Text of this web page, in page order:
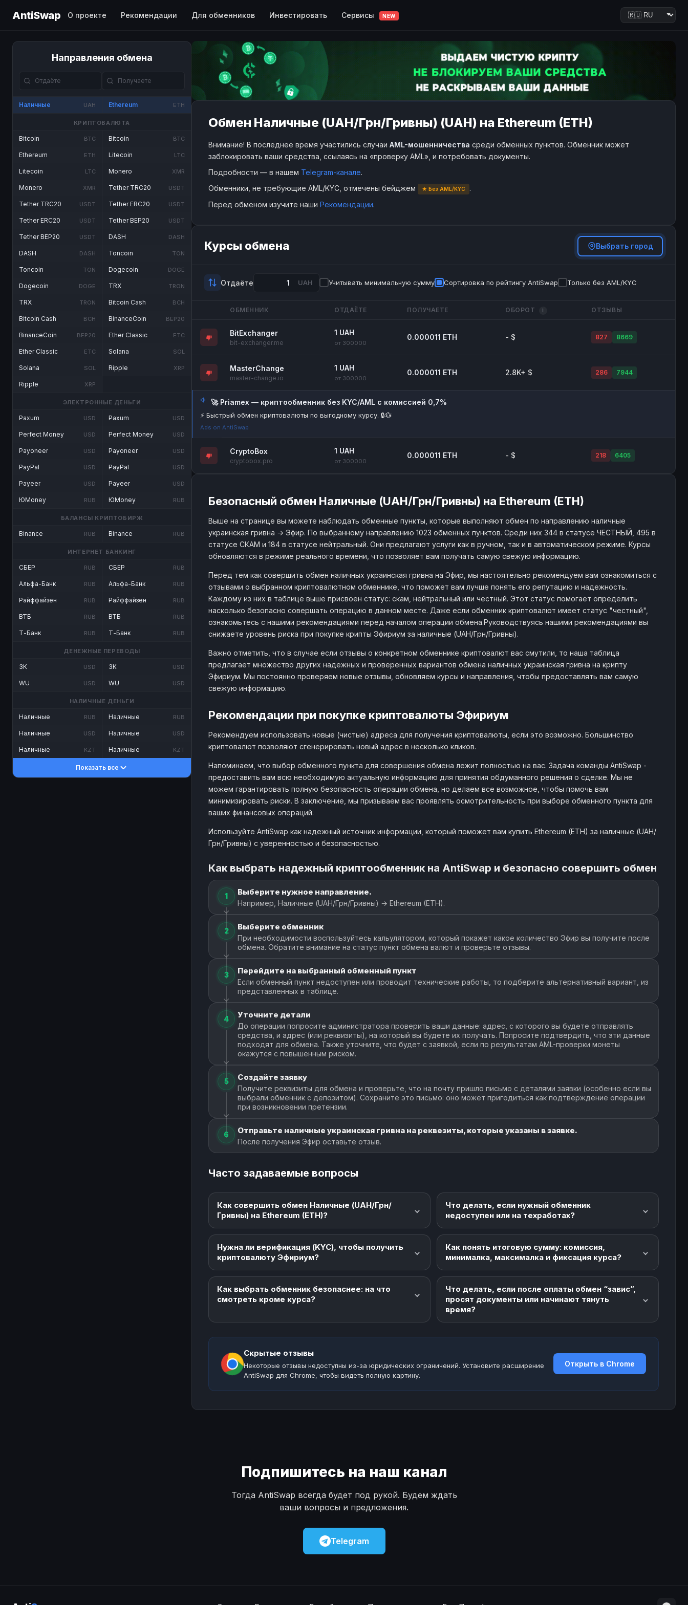
AntiSwap О проекте Рекомендации Для обменников Инвестировать Сервисы NEW
Направления обмена
Наличные UAH Ethereum ETH
КРИПТОВАЛЮТА
Bitcoin BTC
Ethereum ETH
Litecoin LTC
Monero XMR
Tether TRC20 USDT
Tether ERC20 USDT
Tether BEP20 USDT
DASH DASH
Toncoin TON
Dogecoin DOGE
TRX TRON
Bitcoin Cash BCH
BinanceCoin BEP20
Ether Classic ETC
Solana SOL
Ripple XRP
Bitcoin BTC
Litecoin LTC
Monero XMR
Tether TRC20 USDT
Tether ERC20 USDT
Tether BEP20 USDT
DASH DASH
Toncoin TON
Dogecoin DOGE
TRX TRON
Bitcoin Cash BCH
BinanceCoin BEP20
Ether Classic ETC
Solana SOL
Ripple XRP
ЭЛЕКТРОННЫЕ ДЕНЬГИ
Paxum USD
Perfect Money USD
Payoneer USD
PayPal USD
Payeer USD
ЮMoney RUB
Paxum USD
Perfect Money USD
Payoneer USD
PayPal USD
Payeer USD
ЮMoney RUB
БАЛАНСЫ КРИПТОБИРЖ
Binance RUB Binance RUB
ИНТЕРНЕТ БАНКИНГ
СБЕР RUB
Альфа-Банк RUB
Райффайзен RUB
ВТБ RUB
Т-Банк RUB
СБЕР RUB
Альфа-Банк RUB
Райффайзен RUB
ВТБ RUB
Т-Банк RUB
ДЕНЕЖНЫЕ ПЕРЕВОДЫ
ЗК USD
WU USD
ЗК USD
WU USD
НАЛИЧНЫЕ ДЕНЬГИ
Наличные RUB
Наличные USD
Наличные KZT
Наличные RUB
Наличные USD
Наличные KZT
Показать все
Обмен Наличные (UAH/Грн/Гривны) (UAH) на Ethereum (ETH)
Внимание! В последнее время участились случаи AML-мошенничества среди обменных пунктов. Обменник может
заблокировать ваши средства, ссылаясь на «проверку AML», и потребовать документы.
Подробности — в нашем Telegram-канале.
Обменники, не требующие AML/KYC, отмечены бейджем
★ Без AML/KYC
.
Перед обменом изучите наши Рекомендации.
Курсы обмена Выбрать город
Отдаёте UAH Учитывать минимальную сумму Сортировка по рейтингу AntiSwap Только без AML/KYC
ОБМЕННИК ОТДАЁТЕ ПОЛУЧАЕТЕ ОБОРОТ i ОТЗЫВЫ
BitExchanger
bit-exchanger.me
1 UAH
от 300000
0.000011 ETH - $ 827 8669
MasterChange
master-change.io
1 UAH
от 300000
0.000011 ETH 2.8K+ $ 286 7944
🚀 Priamex — криптообменник без KYC/AML с комиссией 0,7%
⚡ Быстрый обмен криптовалюты по выгодному курсу. 🔒💱
Ads on AntiSwap
CryptoBox
cryptobox.pro
1 UAH
от 300000
0.000011 ETH - $ 218 6405
Безопасный обмен Наличные (UAH/Грн/Гривны) на Ethereum (ETH)
Выше на странице вы можете наблюдать обменные пункты, которые выполняют обмен по направлению наличные
украинская гривна → Эфир. По выбранному направлению 1023 обменных пунктов. Среди них 344 в статусе ЧЕСТНЫЙ, 495 в
статусе СКАМ и 184 в статусе нейтральный. Они предлагают услуги как в ручном, так и в автоматическом режиме. Курсы
обновляются в режиме реального времени, что позволяет вам получать самую свежую информацию.
Перед тем как совершить обмен наличных украинская гривна на Эфир, мы настоятельно рекомендуем вам ознакомиться с
отзывами о выбранном криптовалютном обменнике, что поможет вам лучше понять его репутацию и надежность.
Каждому из них в таблице выше присвоен статус: скам, нейтральный или честный. Этот статус помогает определить
насколько безопасно совершать операцию в данном месте. Даже если обменник криптовалют имеет статус "честный",
ознакомьтесь с нашими рекомендациями перед началом операции обмена.Руководствуясь нашими рекомендациями вы
снижаете уровень риска при покупке крипты Эфириум за наличные (UAH/Грн/Гривны).
Важно отметить, что в случае если отзывы о конкретном обменнике криптовалют вас смутили, то наша таблица
предлагает множество других надежных и проверенных вариантов обмена наличных украинская гривна на крипту
Эфириум. Мы постоянно проверяем новые отзывы, обновляем курсы и направления, чтобы предоставлять вам самую
свежую информацию.
Рекомендации при покупке криптовалюты Эфириум
Рекомендуем использовать новые (чистые) адреса для получения криптовалюты, если это возможно. Большинство
криптовалют позволяют сгенерировать новый адрес в несколько кликов.
Напоминаем, что выбор обменного пункта для совершения обмена лежит полностью на вас. Задача команды AntiSwap -
предоставить вам всю необходимую актуальную информацию для принятия обдуманного решения о сделке. Мы не
можем гарантировать полную безопасность операции обмена, но делаем все возможное, чтобы помочь вам
минимизировать риски. В заключение, мы призываем вас проявлять осмотрительность при выборе обменного пункта для
ваших финансовых операций.
Используйте AntiSwap как надежный источник информации, который поможет вам купить Ethereum (ETH) за наличные (UAH/
Грн/Гривны) с уверенностью и безопасностью.
Как выбрать надежный криптообменник на AntiSwap и безопасно совершить обмен
1 Выберите нужное направление.
Например, Наличные (UAH/Грн/Гривны) → Ethereum (ETH).
2 Выберите обменник
При необходимости воспользуйтесь кальулятором, который покажет какое количество Эфир вы получите после
обмена. Обратите внимание на статус пункт обмена валют и проверьте отзывы.
3 Перейдите на выбранный обменный пункт
Если обменный пункт недоступен или проводит технические работы, то подберите альтернативный вариант, из
представленных в таблице.
4 Уточните детали
До операции попросите администратора проверить ваши данные: адрес, с которого вы будете отправлять
средства, и адрес (или реквизиты), на который вы будете их получать. Попросите подтвердить, что эти данные
подходят для обмена. Также уточните, что будет с заявкой, если по результатам AML-проверки монеты
окажутся с повышенным риском.
5 Создайте заявку
Получите реквизиты для обмена и проверьте, что на почту пришло письмо с деталями заявки (особенно если вы
выбрали обменник с депозитом). Сохраните это письмо: оно может пригодиться как подтверждение операции
при возникновении претензии.
6 Отправьте наличные украинская гривна на реквезиты, которые указаны в заявке.
После получения Эфир оставьте отзыв.
Часто задаваемые вопросы
Как совершить обмен Наличные (UAH/Грн/
Гривны) на Ethereum (ETH)?
Что делать, если нужный обменник
недоступен или на техработах?
Нужна ли верификация (KYC), чтобы получить
криптовалюту Эфириум?
Как понять итоговую сумму: комиссия,
минималка, максималка и фиксация курса?
Как выбрать обменник безопаснее: на что
смотреть кроме курса?
Что делать, если после оплаты обмен “завис”,
просят документы или начинают тянуть
время?
Скрытые отзывы
Некоторые отзывы недоступны из-за юридических ограничений. Установите расширение
AntiSwap для Chrome, чтобы видеть полную картину.
Открыть в Chrome
Подпишитесь на наш канал
Тогда AntiSwap всегда будет под рукой. Будем ждать
ваши вопросы и предложения.
Telegram